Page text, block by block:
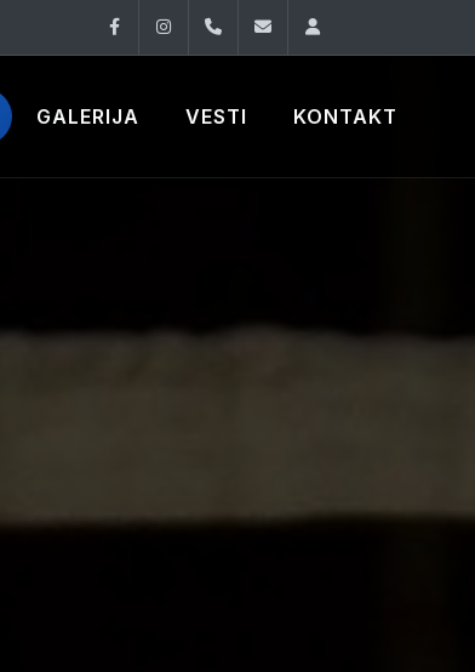
FacebookInstagram060 33 86 930
GALERIJA VESTI KONTAKT